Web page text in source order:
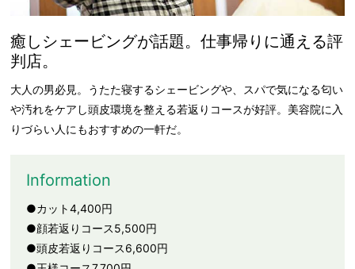
癒しシェービングが話題。仕事帰りに通える評
判店。
大人の男必見。うたた寝するシェービングや、スパで気になる匂い
や汚れをケアし頭皮環境を整える若返りコースが好評。美容院に入
りづらい人にもおすすめの一軒だ。
Information
●カット4,400円
●顔若返りコース5,500円
●頭皮若返りコース6,600円